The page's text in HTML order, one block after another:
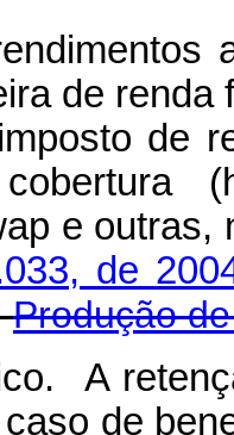
de
de
e
de
Produção
A
de